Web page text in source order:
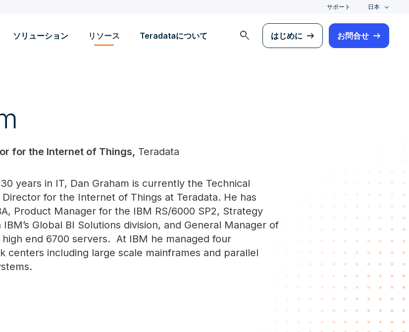
サポート 日本
ソリューション リソース Teradataについて search はじめに お問合せ
for the Internet of Things, Teradata
years in IT, Dan Graham is currently the Technical
for the Internet of Things at Teradata. He has
Product Manager for the IBM RS/6000 SP2, Strategy
Global BI Solutions division, and General Manager of
high end 6700 servers. At IBM he managed four
centers including large scale mainframes and parallel